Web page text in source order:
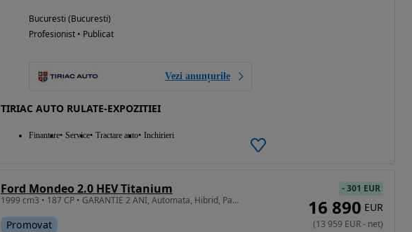
Bucuresti (Bucuresti)
Profesionist • Publicat
Vezi anunțurile
TIRIAC AUTO RULATE-EXPOZITIEI
Finantare Service Tractare auto Inchirieri
Ford Mondeo 2.0 HEV Titanium
1999 cm3 • 187 CP • GARANTIE 2 ANI, Automata, Hibrid, Pachet iarna, Camera, Pilot adaptiv
Promovat
-301 EUR
16 890 EUR
(13 959 EUR- net)